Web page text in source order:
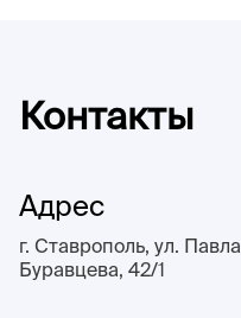
Контакты
Адрес
г. Ставрополь, ул. Павла
Буравцева, 42/1